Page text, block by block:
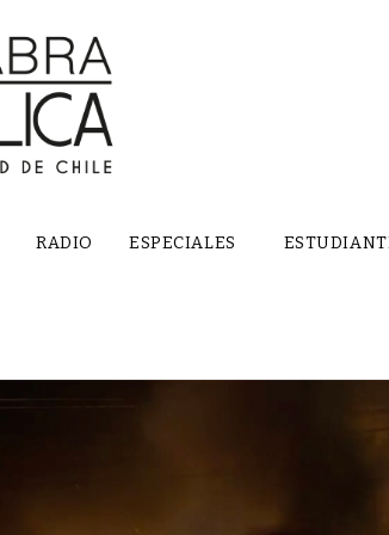
RADIO ESPECIALES